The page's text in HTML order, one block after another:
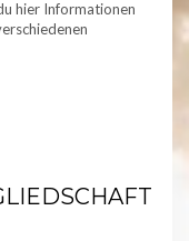
hier Informationen